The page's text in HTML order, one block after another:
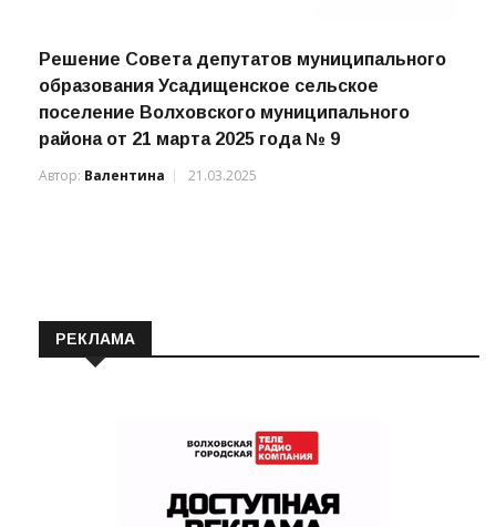
Решение Совета депутатов муниципального
образования Усадищенское сельское
поселение Волховского муниципального
района от 21 марта 2025 года № 9
Автор: Валентина 21.03.2025
РЕКЛАМА